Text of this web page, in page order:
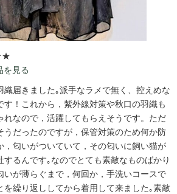
を見る
織届きました｡派手なラメで無く、控えめな
す！これから，紫外線対策や秋口の羽織も
れなので，活躍してもらえそうです。ただ
うだったのですが，保管対策のため何か防
，匂いがついていて，その匂いに飼い猫が
るんです｡なのでとても素敵なものばかり
いが薄らぐまで，何回か，手洗いコースで
を繰り返ししてから着用して来ました｡素敵